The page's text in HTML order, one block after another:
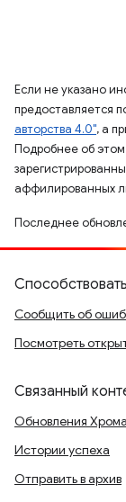
Если не указано
предоставляется
авторства 4.0", а
Подробнее об
аффилированных
Последнее
Способствовать
Сообщить об
Посмотреть
Связанный
Обновления Хрома
Истории успеха
Отправить в архив